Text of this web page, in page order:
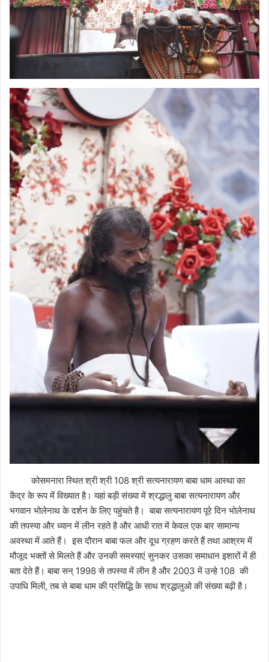
कोसमनारा स्थित श्री श्री 108 श्री सत्यनारायण बाबा धाम आस्था का
केंद्र के रूप में विख्यात है। यहां बड़ी संख्या में श्रद्धालु बाबा सत्यनारायण और
भगवान भोलेनाथ के दर्शन के लिए पहुंचते है। बाबा सत्यनारायण पूरे दिन भोलेनाथ
की तपस्या और ध्यान में लीन रहते है और आधी रात में केवल एक बार सामान्य
अवस्था में आते हैं। इस दौरान बाबा फल और दूध ग्रहण करते हैं तथा आश्रम में
मौजूद भक्तों से मिलते हैं और उनकी समस्याएं सुनकर उसका समाधान इशारों में ही
बता देते हैं। बाबा सन् 1998 से तपस्या में लीन है और 2003 में उन्हे 108 की
उपाधि मिली, तब से बाबा धाम की प्रसिद्धि के साथ श्रद्धालुओ की संख्या बढ़ी है।